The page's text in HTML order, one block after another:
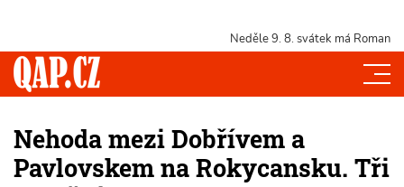
Neděle 9. 8. svátek má Roman
Nehoda mezi Dobřívem a
Pavlovskem na Rokycansku. Tři